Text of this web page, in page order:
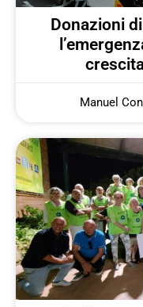
Donazioni
Manuel